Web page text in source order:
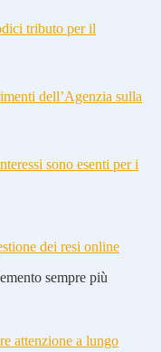
tributo per il
dell’Agenzia sulla
sono esenti per i
dei resi online
sempre più
attenzione a lungo